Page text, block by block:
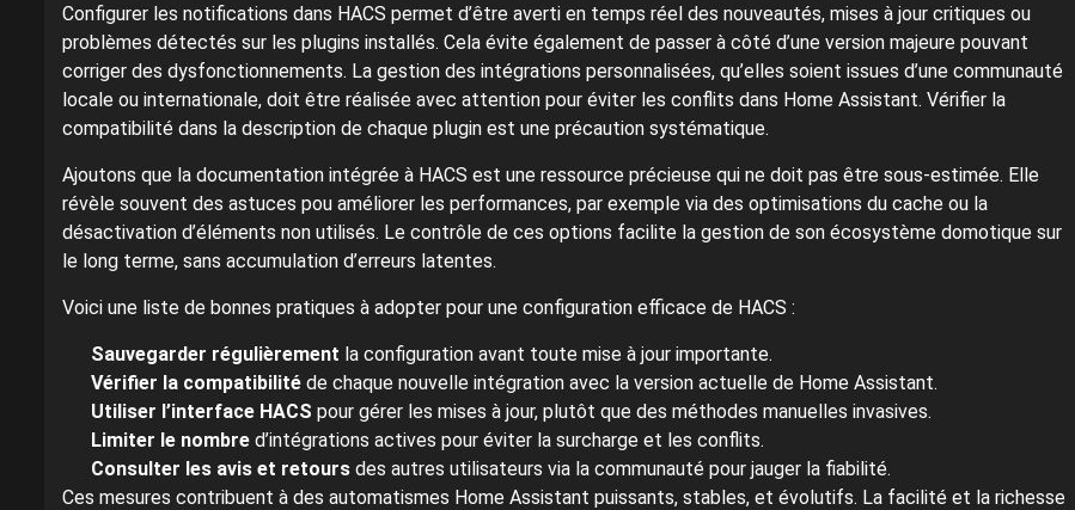
Configurer les notifications dans HACS permet d’être averti en temps réel des nouveautés, mises à jour critiques ou
problèmes détectés sur les plugins installés. Cela évite également de passer à côté d’une version majeure pouvant
corriger des dysfonctionnements. La gestion des intégrations personnalisées, qu’elles soient issues d’une communauté
locale ou internationale, doit être réalisée avec attention pour éviter les conflits dans Home Assistant. Vérifier la
compatibilité dans la description de chaque plugin est une précaution systématique.
Ajoutons que la documentation intégrée à HACS est une ressource précieuse qui ne doit pas être sous-estimée. Elle
révèle souvent des astuces pou améliorer les performances, par exemple via des optimisations du cache ou la
désactivation d’éléments non utilisés. Le contrôle de ces options facilite la gestion de son écosystème domotique sur
le long terme, sans accumulation d’erreurs latentes.
Voici une liste de bonnes pratiques à adopter pour une configuration efficace de HACS :
Sauvegarder régulièrement la configuration avant toute mise à jour importante.
Vérifier la compatibilité de chaque nouvelle intégration avec la version actuelle de Home Assistant.
Utiliser l’interface HACS pour gérer les mises à jour, plutôt que des méthodes manuelles invasives.
Limiter le nombre d’intégrations actives pour éviter la surcharge et les conflits.
Consulter les avis et retours des autres utilisateurs via la communauté pour jauger la fiabilité.
Ces mesures contribuent à des automatismes Home Assistant puissants, stables, et évolutifs. La facilité et la richesse